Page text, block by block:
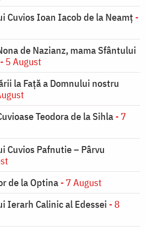
Cuvios Ioan Iacob de la Neamț -
de Nazianz, mama Sfântului
- 5 August
la Faţă a Domnului nostru
Teodora de la Sihla- 7
Cuvios Pafnutie – Pârvu
de la Optina- 7 August
Ierarh Calinic al Edessei - 8